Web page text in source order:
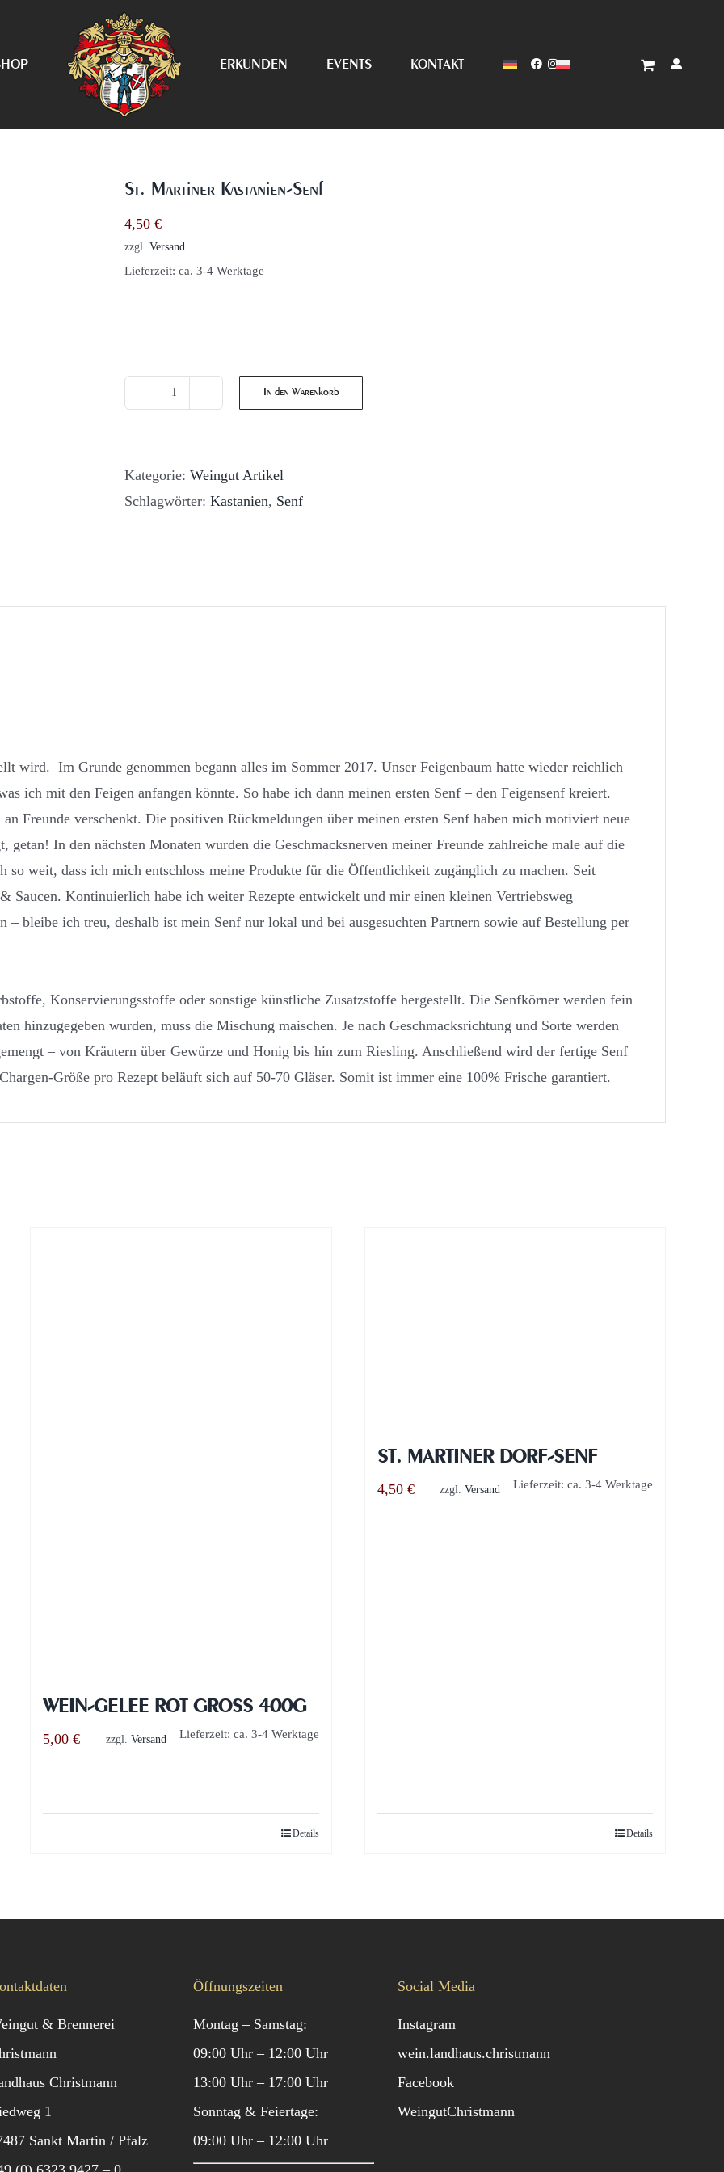
ERKUNDEN EVENTS KONTAKT
St. Martiner Kastanien-Senf
4,50 €
zzgl. Versand
Lieferzeit: ca. 3-4 Werktage
Senf
Menge
In den Warenkorb
Kategorie: Weingut Artikel
Schlagwörter: Kastanien, Senf
wird. Im Grunde genommen begann alles im Sommer 2017. Unser Feigenbaum hatte wieder reichlich
ich mit den Feigen anfangen könnte. So habe ich dann meinen ersten Senf – den Feigensenf kreiert.
Freunde verschenkt. Die positiven Rückmeldungen über meinen ersten Senf haben mich motiviert neue
getan! In den nächsten Monaten wurden die Geschmacksnerven meiner Freunde zahlreiche male auf die
so weit, dass ich mich entschloss meine Produkte für die Öffentlichkeit zugänglich zu machen. Seit
Saucen. Kontinuierlich habe ich weiter Rezepte entwickelt und mir einen kleinen Vertriebsweg
– bleibe ich treu, deshalb ist mein Senf nur lokal und bei ausgesuchten Partnern sowie auf Bestellung per
Konservierungsstoffe oder sonstige künstliche Zusatzstoffe hergestellt. Die Senfkörner werden fein
hinzugegeben wurden, muss die Mischung maischen. Je nach Geschmacksrichtung und Sorte werden
– von Kräutern über Gewürze und Honig bis hin zum Riesling. Anschließend wird der fertige Senf
Größe pro Rezept beläuft sich auf 50-70 Gläser. Somit ist immer eine 100% Frische garantiert.
WEIN-GELEE ROT GROSS 400G
5,00€ zzgl. Versand Lieferzeit: ca. 3-4 Werktage
Details
ST. MARTINER DORF-SENF
4,50 € zzgl.Versand Lieferzeit: ca. 3-4 Werktage
Details
& Brennerei
Christmann
1
Sankt Martin / Pfalz
Öffnungszeiten
Montag – Samstag:
09:00 Uhr – 12:00 Uhr
13:00 Uhr – 17:00 Uhr
Sonntag & Feiertage:
09:00 Uhr – 12:00 Uhr
Social Media
Instagram
wein.landhaus.christmann
Facebook
WeingutChristmann